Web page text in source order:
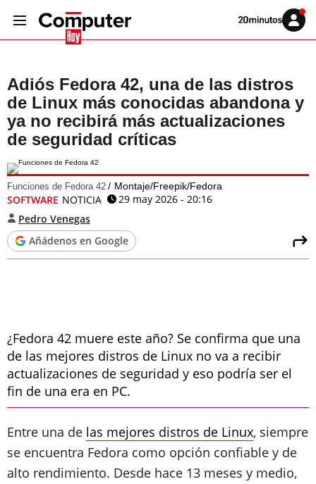
Volver
Iniciar
sesión
Adiós Fedora 42, una de las distros
de Linux más conocidas abandona y
ya no recibirá más actualizaciones
de seguridad críticas
Funciones de Fedora 42 Montaje/Freepik/Fedora
SOFTWARE NOTICIA
29 may 2026 - 20:16
Pedro Venegas
Añádenos en Google
¿Fedora 42 muere este año? Se confirma que una
de las mejores distros de Linux no va a recibir
actualizaciones de seguridad y eso podría ser el
fin de una era en PC.
Entre una de las mejores distros de Linux, siempre
se encuentra Fedora como opción confiable y de
alto rendimiento. Desde hace 13 meses y medio,